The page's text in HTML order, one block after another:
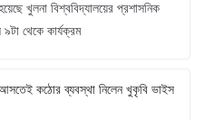
খুলনা বিশ্ববিদ্যালয়ের প্রশাসনিক
থেকে কার্যক্রম
আসতেই কঠোর ব্যবস্থা নিলেন খুকৃবি ভাইস